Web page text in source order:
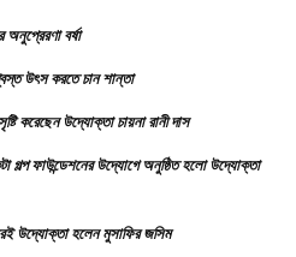
বর্ষা
উৎস করতে চান শান্তা
করেছেন উদ্যোক্তা চায়না রানী দাস
গল্প ফাউন্ডেশনের উদ্যোগে অনুষ্ঠিত হলো উদ্যোক্তা
উদ্যোক্তা হলেন মুসাফির জসিম